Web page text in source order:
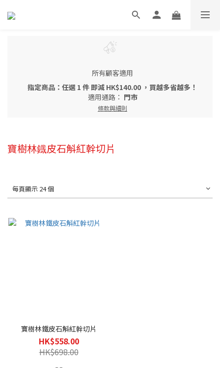
所有顧客適用
指定商品：任選 1 件 即減 HK$140.00 ，買越多省越多！
適用通路： 門市
條款與細則
寶樹林鐡皮石斛紅幹切片
每頁顯示 24 個
寶樹林鐵皮石斛紅幹切片
HK$558.00
HK$698.00